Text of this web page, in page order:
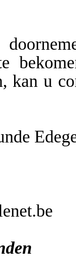
kan u